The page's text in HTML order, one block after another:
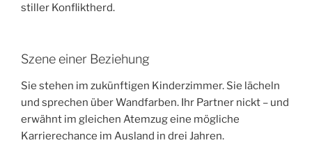
stiller Konfliktherd.
Szene einer Beziehung
Sie stehen im zukünftigen Kinderzimmer. Sie lächeln
und sprechen über Wandfarben. Ihr Partner nickt – und
erwähnt im gleichen Atemzug eine mögliche
Karrierechance im Ausland in drei Jahren.